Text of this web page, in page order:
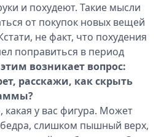
и похудеют. Такие мысли
от покупок новых вещей
не факт, что похудения
поправиться в период
возникает вопрос:
расскажи, как скрыть
какая у вас фигура. Может
слишком пышный верх,